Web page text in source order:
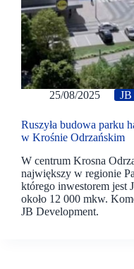
25/08/2025 JB
Ruszyła budowa parku
w Krośnie Odrzańskim
W centrum Krosna
największy w regionie
którego inwestorem jest
około 12 000 mkw.
JB Development.